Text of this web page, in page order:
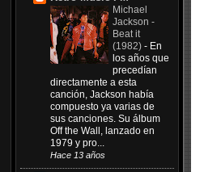
Michael
Jackson -
Beat it
(1982) - En
los años que
precedían
directamente a esta
canción, Jackson había
compuesto ya varias de
sus canciones. Su álbum
Off the Wall, lanzado en
1979 y pro...
Hace 13 años